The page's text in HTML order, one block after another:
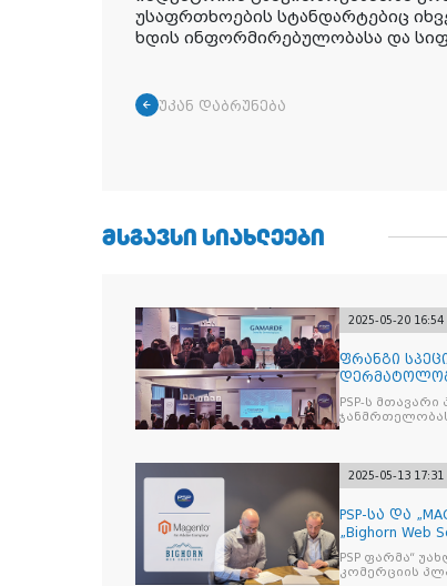
უსაფრთხოების სტანდარტებიც
ხდის ინფორმირებულობასა და
უკან დაბრუნება
ᲛᲡᲒᲐᲕᲡᲘ ᲡᲘᲐᲮᲚᲔᲔᲑᲘ
2025-05-20 16:54
ფრანგი
ქსელის თან
PSP-ს
2025-05-13 17:31
PSP-სა და
„Bighorn
PSP ფარმა“
კომერციის